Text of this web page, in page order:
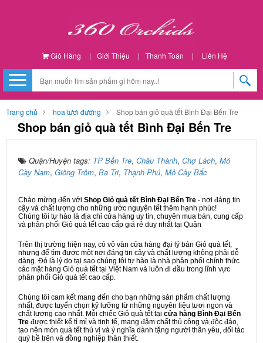
Giỏ Hàng | Giới Thiệu | Thanh Toán | Liên Hệ
Trang chủ hoa tươi đường Shop bán giỏ quà tết Bình Đại Bến Tre
Shop bán giỏ quà tết Bình Đại Bến Tre
Quận/Huyện tags: TP Bến Tre, Châu Thành, Chợ Lách, Mỏ
Cày Nam, Giồng Trôm, Ba Tri, Thạnh Phú, Mỏ Cày Bắc
Chào mừng đến với Shop Giỏ quà tết Bình Đại Bến Tre - nơi đáng tin
cậy và chất lượng cho những ước nguyện tết thêm hạnh phúc!
Chúng tôi tự hào là địa chỉ cửa hàng uy tín, chuyên mua bán, cung cấp
và phân phối Giỏ quà tết cao cấp giá rẻ duy nhất tại Quận
Trên thị trường hiện nay, có vô vàn cửa hàng đại lý bán Giỏ quà tết,
nhưng để tìm được một nơi đáng tin cậy và chất lượng không phải dễ
dàng. Đó là lý do tại sao chúng tôi tự hào là nhà phân phối chính thức
các mặt hàng Giỏ quà tết tại Việt Nam và luôn đi đầu trong lĩnh vực
phân phối Giỏ quà tết cao cấp.
Chúng tôi cam kết mang đến cho bạn những sản phẩm chất lượng
nhất, được tuyển chọn kỹ lưỡng từ những nguyên liệu tươi ngon và
chất lượng cao nhất. Mỗi chiếc Giỏ quà tết tại cửa hàng Bình Đại Bến
Tre được thiết kế tỉ mỉ và tinh tế, mang đậm chất thủ công và độc đáo,
tạo nên món quà tết thú vị và ý nghĩa dành tặng người thân yêu, đối tác
quý bề trên và đồng nghiệp thân thiết.